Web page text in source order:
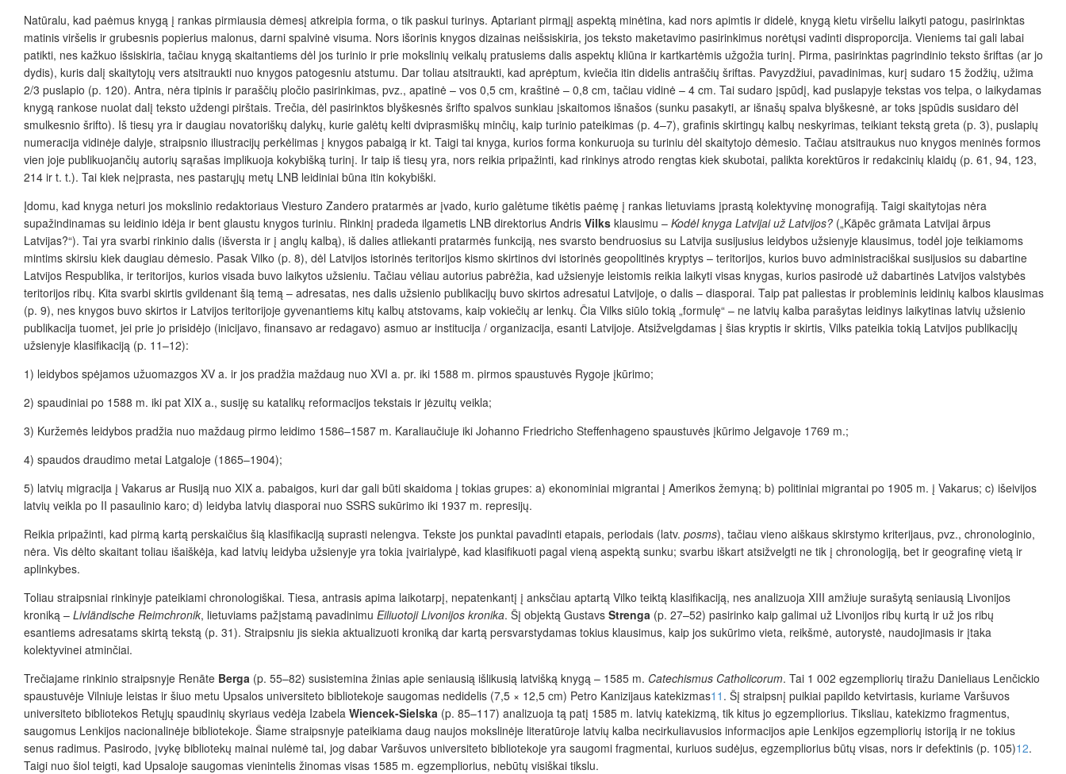
Natūralu, kad paėmus knygą į rankas pirmiausia dėmesį atkreipia forma, o tik paskui turinys. Aptariant pirmąjį aspektą minėtina, kad nors apimtis ir didelė, knygą kietu viršeliu laikyti patogu, pasirinktas
matinis viršelis ir grubesnis popierius malonus, darni spalvinė visuma. Nors išorinis knygos dizainas neišsiskiria, jos teksto maketavimo pasirinkimus norėtųsi vadinti disproporcija. Vieniems tai gali labai
patikti, nes kažkuo išsiskiria, tačiau knygą skaitantiems dėl jos turinio ir prie mokslinių veikalų pratusiems dalis aspektų kliūna ir kartkartėmis užgožia turinį. Pirma, pasirinktas pagrindinio teksto šriftas (ar jo
dydis), kuris dalį skaitytojų vers atsitraukti nuo knygos patogesniu atstumu. Dar toliau atsitraukti, kad aprėptum, kviečia itin didelis antraščių šriftas. Pavyzdžiui, pavadinimas, kurį sudaro 15 žodžių, užima
2/3 puslapio (p. 120). Antra, nėra tipinis ir paraščių pločio pasirinkimas, pvz., apatinė – vos 0,5 cm, kraštinė – 0,8 cm, tačiau vidinė – 4 cm. Tai sudaro įspūdį, kad puslapyje tekstas vos telpa, o laikydamas
knygą rankose nuolat dalį teksto uždengi pirštais. Trečia, dėl pasirinktos blyškesnės šrifto spalvos sunkiau įskaitomos išnašos (sunku pasakyti, ar išnašų spalva blyškesnė, ar toks įspūdis susidaro dėl
smulkesnio šrifto). Iš tiesų yra ir daugiau novatoriškų dalykų, kurie galėtų kelti dviprasmiškų minčių, kaip turinio pateikimas (p. 4–7), grafinis skirtingų kalbų neskyrimas, teikiant tekstą greta (p. 3), puslapių
numeracija vidinėje dalyje, straipsnio iliustracijų perkėlimas į knygos pabaigą ir kt. Taigi tai knyga, kurios forma konkuruoja su turiniu dėl skaitytojo dėmesio. Tačiau atsitraukus nuo knygos meninės formos
vien joje publikuojančių autorių sąrašas implikuoja kokybišką turinį. Ir taip iš tiesų yra, nors reikia pripažinti, kad rinkinys atrodo rengtas kiek skubotai, palikta korektūros ir redakcinių klaidų (p. 61, 94, 123,
214 ir t. t.). Tai kiek neįprasta, nes pastarųjų metų LNB leidiniai būna itin kokybiški.
Įdomu, kad knyga neturi jos mokslinio redaktoriaus Viesturo Zandero pratarmės ar įvado, kurio galėtume tikėtis paėmę į rankas lietuviams įprastą kolektyvinę monografiją. Taigi skaitytojas nėra
supažindinamas su leidinio idėja ir bent glaustu knygos turiniu. Rinkinį pradeda ilgametis LNB direktorius Andris Vilks klausimu – Kodėl knyga Latvijai už Latvijos? („Kāpēc grāmata Latvijai ārpus
Latvijas?“). Tai yra svarbi rinkinio dalis (išversta ir į anglų kalbą), iš dalies atliekanti pratarmės funkciją, nes svarsto bendruosius su Latvija susijusius leidybos užsienyje klausimus, todėl joje teikiamoms
mintims skirsiu kiek daugiau dėmesio. Pasak Vilko (p. 8), dėl Latvijos istorinės teritorijos kismo skirtinos dvi istorinės geopolitinės kryptys – teritorijos, kurios buvo administraciškai susijusios su dabartine
Latvijos Respublika, ir teritorijos, kurios visada buvo laikytos užsieniu. Tačiau vėliau autorius pabrėžia, kad užsienyje leistomis reikia laikyti visas knygas, kurios pasirodė už dabartinės Latvijos valstybės
teritorijos ribų. Kita svarbi skirtis gvildenant šią temą – adresatas, nes dalis užsienio publikacijų buvo skirtos adresatui Latvijoje, o dalis – diasporai. Taip pat paliestas ir probleminis leidinių kalbos klausimas
(p. 9), nes knygos buvo skirtos ir Latvijos teritorijoje gyvenantiems kitų kalbų atstovams, kaip vokiečių ar lenkų. Čia Vilks siūlo tokią „formulę“ – ne latvių kalba parašytas leidinys laikytinas latvių užsienio
publikacija tuomet, jei prie jo prisidėjo (inicijavo, finansavo ar redagavo) asmuo ar institucija / organizacija, esanti Latvijoje. Atsižvelgdamas į šias kryptis ir skirtis, Vilks pateikia tokią Latvijos publikacijų
užsienyje klasifikaciją (p. 11–12):
1) leidybos spėjamos užuomazgos XV a. ir jos pradžia maždaug nuo XVI a. pr. iki 1588 m. pirmos spaustuvės Rygoje įkūrimo;
2) spaudiniai po 1588 m. iki pat XIX a., susiję su katalikų reformacijos tekstais ir jėzuitų veikla;
3) Kuržemės leidybos pradžia nuo maždaug pirmo leidimo 1586–1587 m. Karaliaučiuje iki Johanno Friedricho Steffenhageno spaustuvės įkūrimo Jelgavoje 1769 m.;
4) spaudos draudimo metai Latgaloje (1865–1904);
5) latvių migracija į Vakarus ar Rusiją nuo XIX a. pabaigos, kuri dar gali būti skaidoma į tokias grupes: a) ekonominiai migrantai į Amerikos žemyną; b) politiniai migrantai po 1905 m. į Vakarus; c) išeivijos
latvių veikla po II pasaulinio karo; d) leidyba latvių diasporai nuo SSRS sukūrimo iki 1937 m. represijų.
Reikia pripažinti, kad pirmą kartą perskaičius šią klasifikaciją suprasti nelengva. Tekste jos punktai pavadinti etapais, periodais (latv. posms), tačiau vieno aiškaus skirstymo kriterijaus, pvz., chronologinio,
nėra. Vis dėlto skaitant toliau išaiškėja, kad latvių leidyba užsienyje yra tokia įvairialypė, kad klasifikuoti pagal vieną aspektą sunku; svarbu iškart atsižvelgti ne tik į chronologiją, bet ir geografinę vietą ir
aplinkybes.
Toliau straipsniai rinkinyje pateikiami chronologiškai. Tiesa, antrasis apima laikotarpį, nepatenkantį į anksčiau aptartą Vilko teiktą klasifikaciją, nes analizuoja XIII amžiuje surašytą seniausią Livonijos
kroniką – Livländische Reimchronik, lietuviams pažįstamą pavadinimu Eiliuotoji Livonijos kronika. Šį objektą Gustavs Strenga (p. 27–52) pasirinko kaip galimai už Livonijos ribų kurtą ir už jos ribų
esantiems adresatams skirtą tekstą (p. 31). Straipsniu jis siekia aktualizuoti kroniką dar kartą persvarstydamas tokius klausimus, kaip jos sukūrimo vieta, reikšmė, autorystė, naudojimasis ir įtaka
kolektyvinei atminčiai.
Trečiajame rinkinio straipsnyje Renāte Berga (p. 55–82) susistemina žinias apie seniausią išlikusią latvišką knygą – 1585 m. Catechismus Catholicorum. Tai 1 002 egzempliorių tiražu Danieliaus Lenčickio
spaustuvėje Vilniuje leistas ir šiuo metu Upsalos universiteto bibliotekoje saugomas nedidelis (7,5 × 12,5 cm) Petro Kanizijaus katekizmas11 . Šį straipsnį puikiai papildo ketvirtasis, kuriame Varšuvos
universiteto bibliotekos Retųjų spaudinių skyriaus vedėja Izabela Wiencek-Sielska (p. 85–117) analizuoja tą patį 1585 m. latvių katekizmą, tik kitus jo egzempliorius. Tiksliau, katekizmo fragmentus,
saugomus Lenkijos nacionalinėje bibliotekoje. Šiame straipsnyje pateikiama daug naujos mokslinėje literatūroje latvių kalba necirkuliavusios informacijos apie Lenkijos egzempliorių istoriją ir ne tokius
senus radimus. Pasirodo, įvykę bibliotekų mainai nulėmė tai, jog dabar Varšuvos universiteto bibliotekoje yra saugomi fragmentai, kuriuos sudėjus, egzempliorius būtų visas, nors ir defektinis (p. 105)12.
Taigi nuo šiol teigti, kad Upsaloje saugomas vienintelis žinomas visas 1585 m. egzempliorius, nebūtų visiškai tikslu.